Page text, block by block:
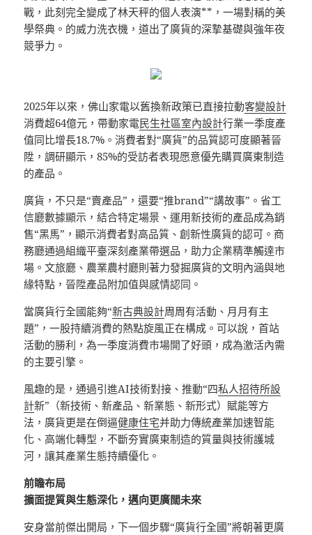
戰，此刻完全變成了林天秤的個人表演**，一場對稱的美
學祭典。的威力洗衣機，道出了廣貨的深摯基礎與強年夜
競爭力。
2025年以來，佛山家電以舊換新政策已直接拉動客變設計
消費超64億元，帶動家電民生社區室內設計行業一季度產
值同比增長18.7%。消費者對“廣貨”的品質認可度顯著晉
陞，調研顯示，85%的受訪者表現愿意優先購買廣東制造
的產品。
廣貨，不只是“賣產品”，還要“推brand”“講故事”。省工
信廳數據顯示，結合特定場景、運用新技術的產品成為銷
售“黑馬”，顯示消費者對高品質、創新性廣貨的認可。商
務廳通過組織平臺深刻產業帶選品，助力企業精準觸達市
場。文旅廳、農業農村廳則著力發掘廣貨的文明內涵與地
緣特點，晉陞產品附加值與感情認同。
當廣貨行全國能夠“新古典設計周周有活動、月月有主
題”，一股持續消費的熱點旋風正在構成。可以說，首站
活動的勝利，為一季度消費市場開了好頭，成為激活內需
的主要引擎。
風趣的是，通過引進AI技術對接、推動“四私人招待所設
計新”（新技術、新產品、新業態、新形式）賦能等方
法，廣貨更是在倒逼健康住宅并助力傳統產業加速智能
化、高端化轉型，不斷夯實廣東制造的質量與技術護城
河，讓其產業生態持續優化。
前瞻布局
擴面提質與生態深化，邁向更廣闊未來
安身當前傑出開局，下一個步驟“廣貨行全國”將朝著更廣